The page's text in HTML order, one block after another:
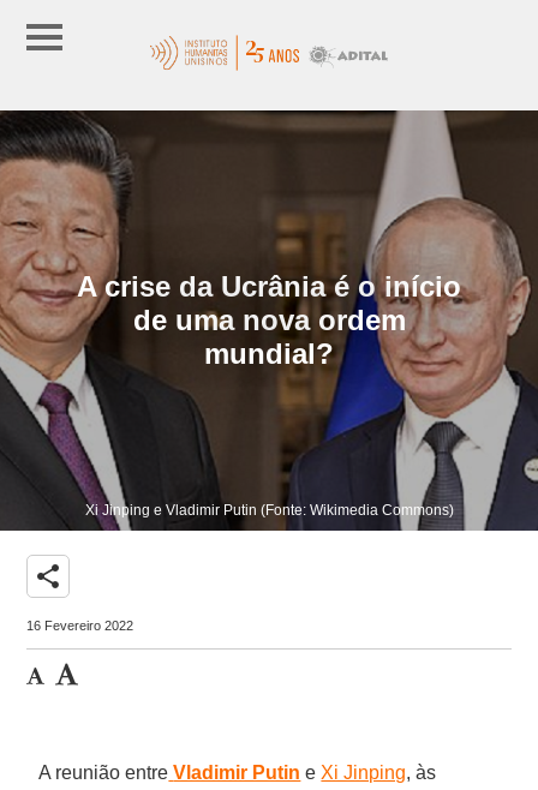
A crise da Ucrânia é o início
de uma nova ordem
mundial?
Xi Jinping e Vladimir Putin (Fonte: Wikimedia Commons)
share
16 Fevereiro 2022
A reunião entre Vladimir Putin e Xi Jinping, às